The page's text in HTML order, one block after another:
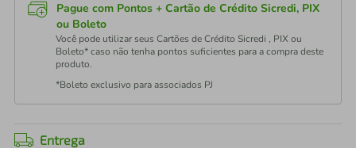
Pague com Pontos + Cartão de Crédito Sicredi, PIX
ou Boleto
Você pode utilizar seus Cartões de Crédito Sicredi , PIX ou
Boleto* caso não tenha pontos suficientes para a compra deste
produto.
*Boleto exclusivo para associados PJ
Entrega